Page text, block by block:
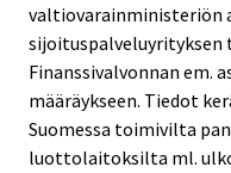
valtiovarainministeriön
sijoituspalveluyrityksen
Finanssivalvonnan em.
määräykseen. Tiedot
Suomessa toimivilta
luottolaitoksilta ml.